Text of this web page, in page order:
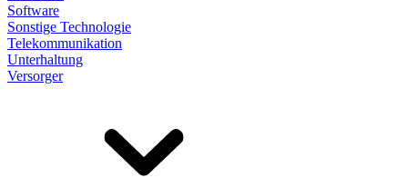
Software
Sonstige Technologie
Telekommunikation
Unterhaltung
Versorger